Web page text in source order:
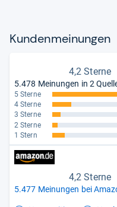
Kun­den­mei­nun­gen
4,2 Sterne
5.478 Meinungen in 2
5 Sterne
4 Sterne
3 Sterne
2 Sterne
1 Stern
4,2 Sterne
5.477 Meinungen bei